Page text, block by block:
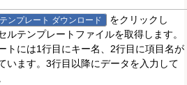
ンプレート ダウンロード
をクリックし
ルテンプレートファイルを取得します。
トには1行目にキー名、2行目に項目名が
います。3行目以降にデータを入力して